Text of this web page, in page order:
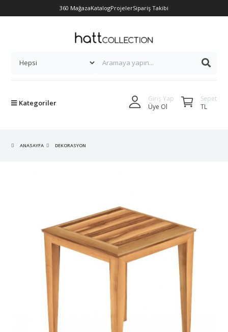
360 MağazaKatalogProjelerSipariş Takibi
Kategoriler
Giriş Yap
Üye Ol
Sepet
TL
ANASAYFA DEKORASYON